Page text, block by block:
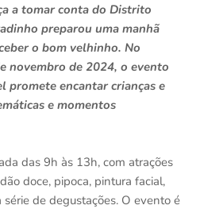
a tomar conta do Distrito
preparou uma manhã
o bom velhinho. No
novembro de 2024, o evento
promete encantar crianças e
e momentos
das 9h às 13h, com atrações
doce, pipoca, pintura facial,
de degustações. O evento é